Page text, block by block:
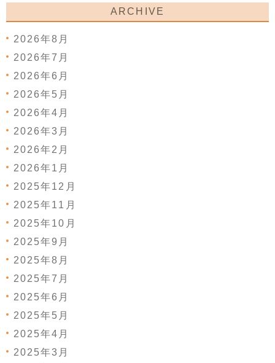
ARCHIVE
2026年8月
2026年7月
2026年6月
2026年5月
2026年4月
2026年3月
2026年2月
2026年1月
2025年12月
2025年11月
2025年10月
2025年9月
2025年8月
2025年7月
2025年6月
2025年5月
2025年4月
2025年3月